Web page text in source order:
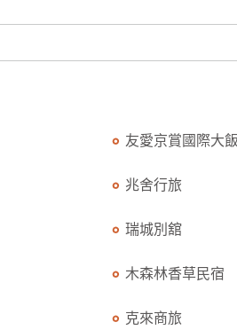
友愛京賞國際大
兆舍行旅
瑞城別舘
木森林香草民宿
克來商旅